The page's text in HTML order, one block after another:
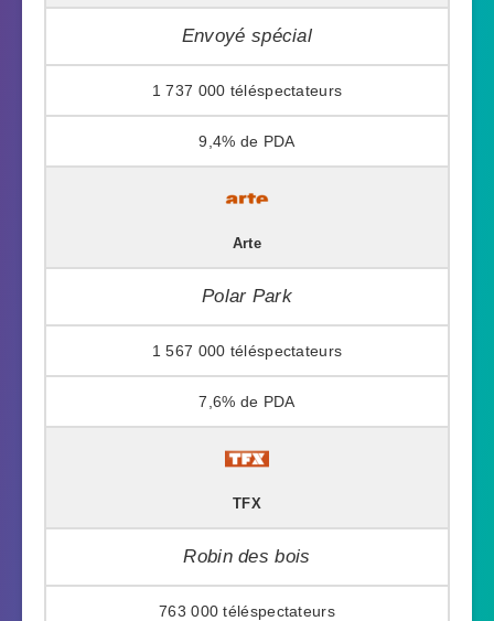
Envoyé spécial
1 737 000
9,4%
Arte
Polar Park
1 567 000
7,6%
TFX
Robin des bois
763 000